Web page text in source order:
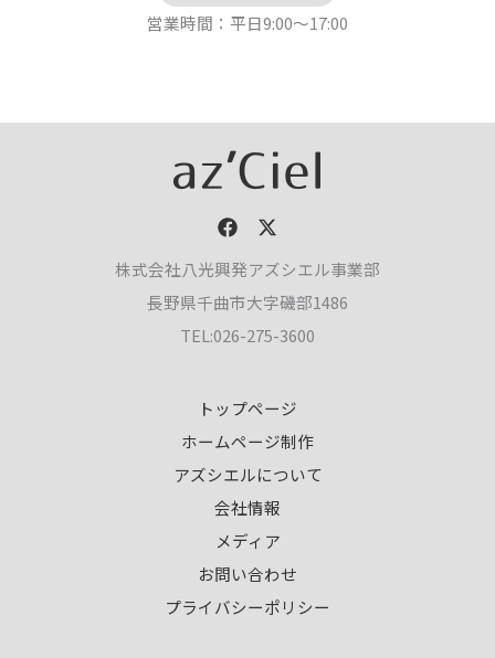
営業時間：平日9:00～17:00
株式会社八光興発アズシエル事業部
長野県千曲市大字磯部1486
TEL:026-275-3600
トップページ
ホームページ制作
アズシエルについて
会社情報
メディア
お問い合わせ
プライバシーポリシー